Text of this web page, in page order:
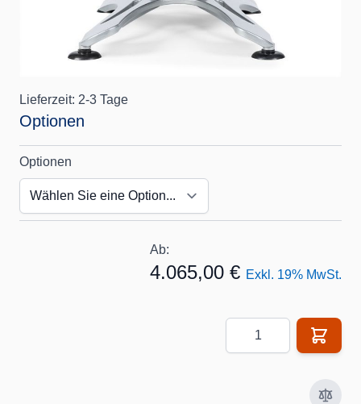
Artikelnummer
Hotronix Air Fusion IQ
Lieferzeit: 2-3 Tage
Optionen
Optionen
Ab:
4.065,00 € Exkl. 19% MwSt.